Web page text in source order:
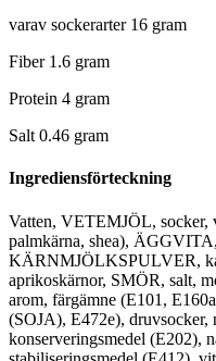
varav sockerarter 16 gram
Fiber 1.6 gram
Protein 4 gram
Salt 0.46 gram
Ingrediensförteckning
Vatten, VETEMJÖL, socker,
palmkärna, shea),
KÄRNMJÖLKSPULVER,
aprikoskärnor, SMÖR, salt,
arom, färgämne (E101,
(SOJA), E472e), druvsocker,
konserveringsmedel (E202),